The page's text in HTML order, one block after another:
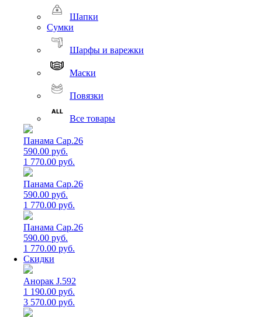
Шапки
Сумки
Шарфы и варежки
Маски
Повязки
Все товары
Панама Cap.26
590.00 руб.
1 770.00 руб.
Панама Cap.26
590.00 руб.
1 770.00 руб.
Панама Cap.26
590.00 руб.
1 770.00 руб.
Скидки
Анорак J.592
1 190.00 руб.
3 570.00 руб.